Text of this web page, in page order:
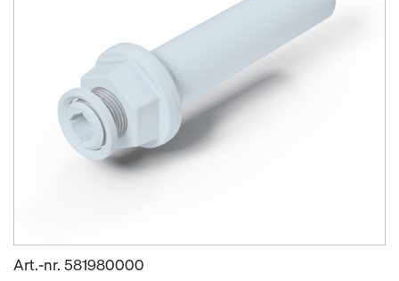
Art.-nr. 581980000